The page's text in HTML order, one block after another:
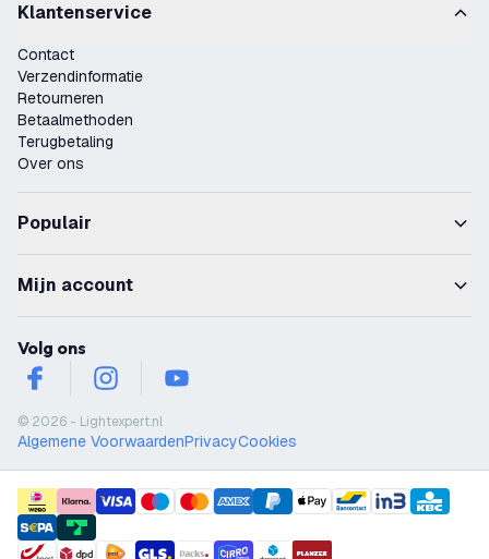
Klantenservice
Contact
Verzendinformatie
Retourneren
Betaalmethoden
Terugbetaling
Over ons
Populair
Mijn account
Volg ons
facebookinstagramyoutube
© 2026 - Lightexpert.nl
Algemene VoorwaardenPrivacyCookies
payment methods